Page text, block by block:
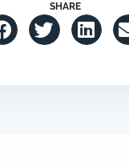
SHARE